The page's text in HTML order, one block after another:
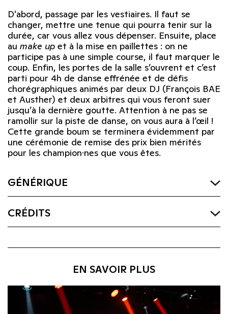
D’abord, passage par les vestiaires. Il faut se
changer, mettre une tenue qui pourra tenir sur la
durée, car vous allez vous dépenser. Ensuite, place
au make up et à la mise en paillettes : on ne
participe pas à une simple course, il faut marquer le
coup. Enfin, les portes de la salle s’ouvrent et c’est
parti pour 4h de danse effrénée et de défis
chorégraphiques animés par deux DJ (François BAE
et Austher) et deux arbitres qui vous feront suer
jusqu’à la dernière goutte. Attention à ne pas se
ramollir sur la piste de danse, on vous aura à l’œil !
Cette grande boum se terminera évidemment par
une cérémonie de remise des prix bien mérités
pour les champion·nes que vous êtes.
GÉNÉRIQUE
CRÉDITS
EN SAVOIR PLUS